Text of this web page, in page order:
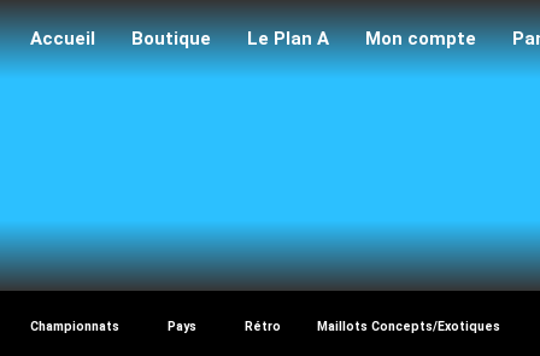
Accueil Boutique Le Plan A Mon compte
Championnats Pays Rétro Maillots Concepts/Exotiques